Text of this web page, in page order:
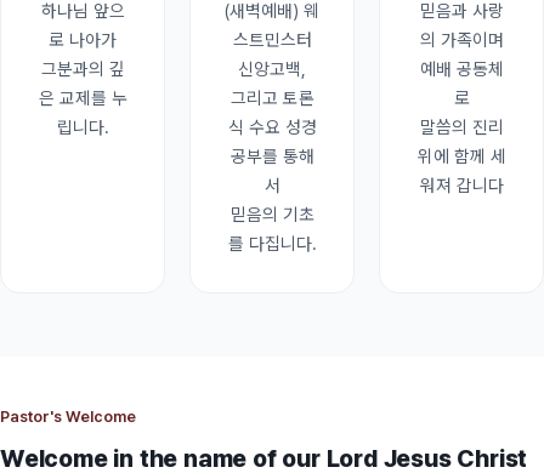
하나님 앞으
로 나아가
그분과의 깊
은 교제를 누
립니다.
(새벽예배) 웨
스트민스터
신앙고백,
그리고 토론
식 수요 성경
공부를 통해
서
믿음의 기초
를 다집니다.
믿음과 사랑
의 가족이며
예배 공동체
로
말씀의 진리
위에 함께 세
워져 갑니다
Pastor's Welcome
Welcome in the name of our Lord Jesus Christ